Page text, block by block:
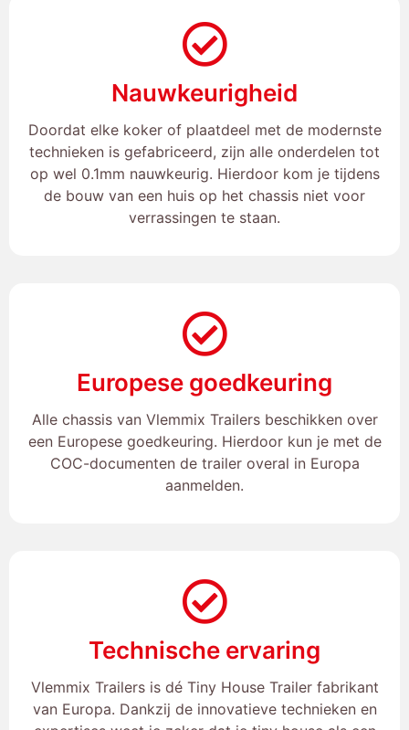
Nauwkeurigheid
Doordat elke koker of plaatdeel met de modernste
technieken is gefabriceerd, zijn alle onderdelen tot
op wel 0.1mm nauwkeurig. Hierdoor kom je tijdens
de bouw van een huis op het chassis niet voor
verrassingen te staan.
Europese goedkeuring
Alle chassis van Vlemmix Trailers beschikken over
een Europese goedkeuring. Hierdoor kun je met de
COC-documenten de trailer overal in Europa
aanmelden.
Technische ervaring
Vlemmix Trailers is dé Tiny House Trailer fabrikant
van Europa. Dankzij de innovatieve technieken en